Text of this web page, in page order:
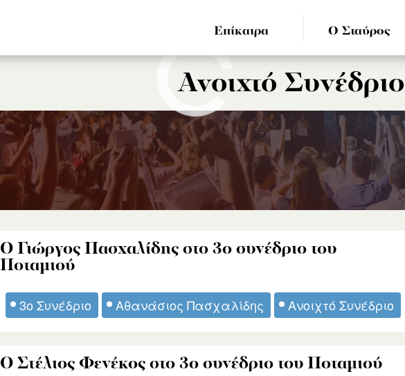
Επίκαιρα Ο Σταύρος
Ανοιχτό Συνέδριο
Ο Γιώργος Πασχαλίδης στο 3ο συνέδριο του
Ποταμιού
3ο Συνέδριο Αθανάσιος Πασχαλίδης
Ανοιχτό Συνέδριο
Ο Στέλιος Φενέκος στο 3ο συνέδριο του Ποταμιού